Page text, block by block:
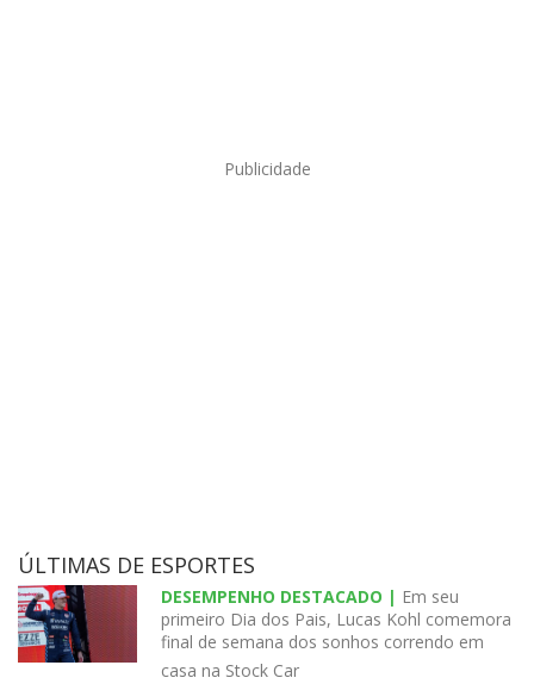
Publicidade
ÚLTIMAS DE ESPORTES
DESEMPENHO DESTACADO | Em seu
primeiro Dia dos Pais, Lucas Kohl comemora
final de semana dos sonhos correndo em
casa na Stock Car